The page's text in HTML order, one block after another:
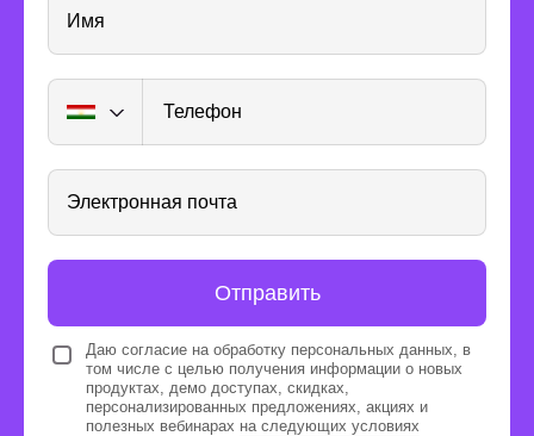
Имя
Телефон
Электронная почта
Отправить
Даю согласие на обработку персональных данных, в
том числе с целью получения информации о новых
продуктах, демо доступах, скидках,
персонализированных предложениях, акциях и
полезных вебинарах на следующих условиях
прямые эфиры и дизайн-
спринты с экспертами
На мероприятиях вы сможете
поработать с кейсами в прямом
эфире и сразу получить обратную
связь от экспертов